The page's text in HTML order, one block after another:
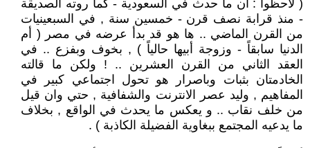
( لاحظوا : ان ما حدث في السعودية - كما روته الصديقة
- منذ قرابة نصف قرن - خمسين سنة , في السبعينيات
من القرن الماضي .. ها هو قد بدأ عرضه في مصر ( أم
الدنيا سابقاً - وزوجة أبيها حالياً ) , بخوف وبفزع .. في
العقد الثاني من القرن العشرين .. ! ولكن ما قالته
الخادمتان بثبات وباصرار هو تحول اجتماعي كبير في
المفاهيم , وليد عصر الانترنت والشفافية , حتي وان قيل
من خلف نقاب .. و يعكس ما يحدث في الواقع , بخلاف
ما يدعيه المجتمع ببغاوية الفضيلة الكاذبة ) .